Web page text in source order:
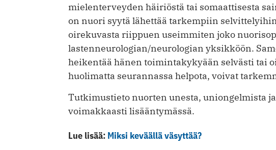
mielenterveyden häiriöstä tai somaattisesta
on nuori syytä lähettää tarkempiin
oirekuvasta riippuen useimmiten joko
lastenneurologian/neurologian yksikköön.
heikentää hänen toimintakykyään selvästi tai
huolimatta seurannassa helpota, voivat
Tutkimustieto nuorten unesta, uniongelmista
voimakkaasti ­lisääntymässä.
Lue lisää: Miksi keväällä väsyttää?